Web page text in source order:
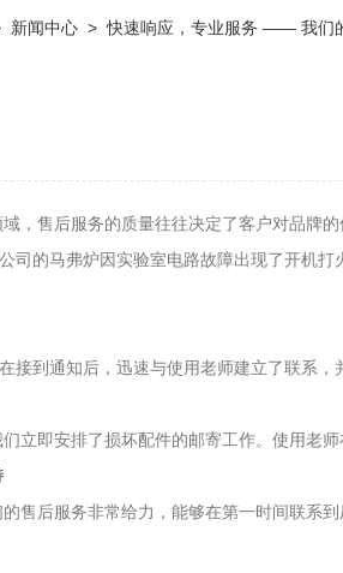
新闻中心 > 快速响应，专业服务 —— 我们
售后服务的质量往往决定了客户对品牌的
的马弗炉因实验室电路故障出现了开机打
到通知后，迅速与使用老师建立了联系，
即安排了损坏配件的邮寄工作。使用老师
后服务非常给力，能够在第一时间联系到